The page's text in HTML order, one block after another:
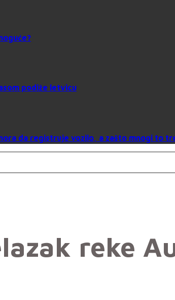
podiže letvicu
da registruje vozilo, a zašto mnogi to
reke